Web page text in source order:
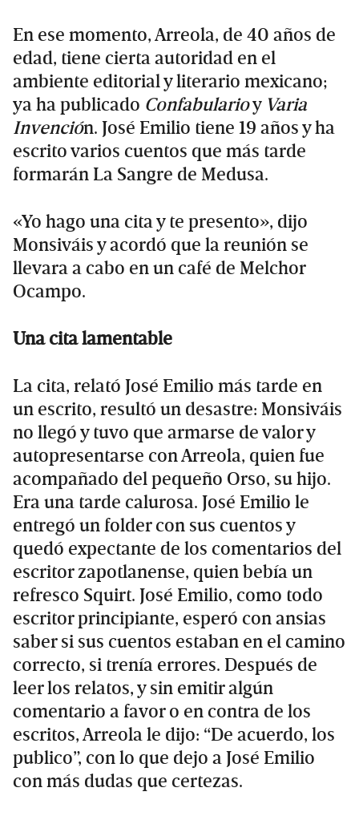
En ese momento, Arreola, de 40 años de
edad, tiene cierta autoridad en el
ambiente editorial y literario mexicano;
ya ha publicado Confabularioy Varia
Invención. José Emilio tiene 19 años y ha
escrito varios cuentos que más tarde
formarán La Sangre de Medusa.
«Yo hago una cita y te presento», dijo
Monsiváis y acordó que la reunión se
llevara a cabo en un café de Melchor
Ocampo.
Una cita lamentable
La cita, relató José Emilio más tarde en
un escrito, resultó un desastre: Monsiváis
no llegó y tuvo que armarse de valor y
autopresentarse con Arreola, quien fue
acompañado del pequeño Orso, su hijo.
Era una tarde calurosa. José Emilio le
entregó un folder con sus cuentos y
quedó expectante de los comentarios del
escritor zapotlanense, quien bebía un
refresco Squirt. José Emilio, como todo
escritor principiante, esperó con ansias
saber si sus cuentos estaban en el camino
correcto, si trenía errores. Después de
leer los relatos, y sin emitir algún
comentario a favor o en contra de los
escritos, Arreola le dijo: “De acuerdo, los
publico”, con lo que dejo a José Emilio
con más dudas que certezas.